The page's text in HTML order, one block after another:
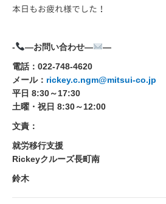
本日もお疲れ様でした！
- —お問い合わせ—
—
電話：022-748-4620
メール： rickey.c.ngm@mitsui-co.jp
平日 8:30～17:30
土曜・祝日 8:30～12:00
文責：
就労移行支援
Rickeyクルーズ長町南
鈴木